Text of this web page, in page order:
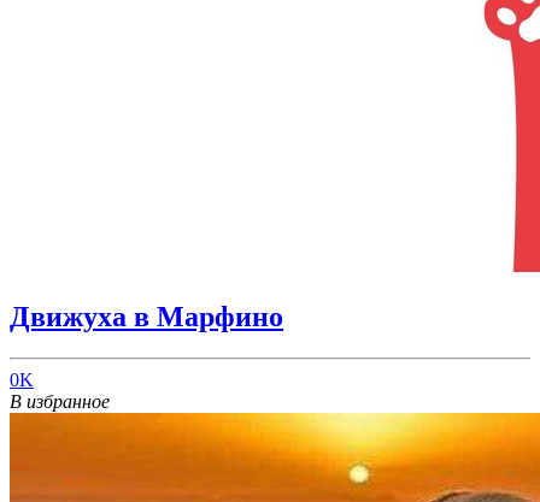
Движуха в Марфино
0K
В избранное